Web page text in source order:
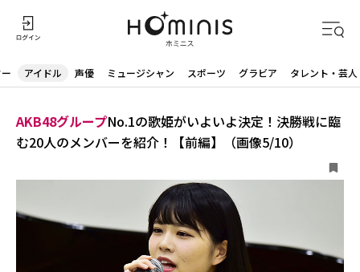
アイドル 声優 ミュージシャン スポーツ グラビア タレント・芸人
AKB48グループNo.1の歌姫がいよいよ決定！決勝戦に臨
む20人のメンバーを紹介！【前編】（画像5/10）